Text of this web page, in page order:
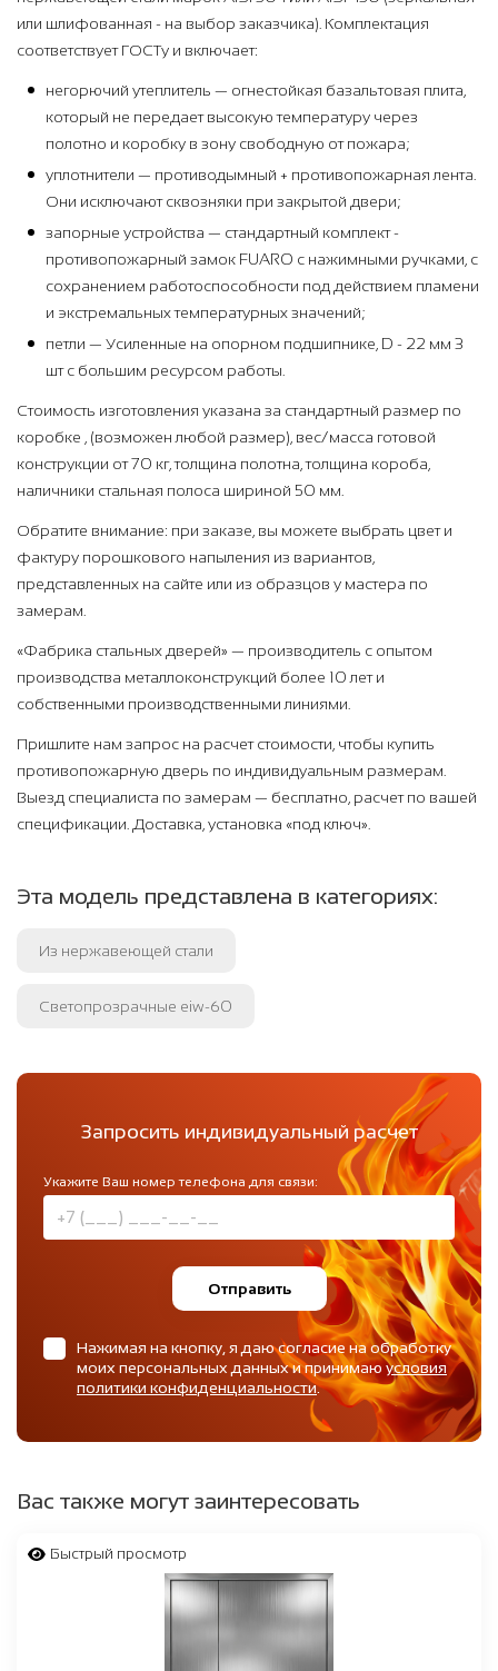
или шлифованная - на выбор заказчика). Комплектация
соответствует ГОСТу и включает:
негорючий утеплитель — огнестойкая базальтовая плита,
который не передает высокую температуру через
полотно и коробку в зону свободную от пожара;
уплотнители — противодымный + противопожарная лента.
Они исключают сквозняки при закрытой двери;
запорные устройства — стандартный комплект -
противопожарный замок FUARO с нажимными ручками, с
сохранением работоспособности под действием пламени
и экстремальных температурных значений;
петли — Усиленные на опорном подшипнике, D - 22 мм 3
шт с большим ресурсом работы.
Стоимость изготовления указана за стандартный размер по
коробке , (возможен любой размер), вес/масса готовой
конструкции от 70 кг, толщина полотна, толщина короба,
наличники стальная полоса шириной 50 мм.
Обратите внимание: при заказе, вы можете выбрать цвет и
фактуру порошкового напыления из вариантов,
представленных на сайте или из образцов у мастера по
замерам.
«Фабрика стальных дверей» — производитель с опытом
производства металлоконструкций более 10 лет и
собственными производственными линиями.
Пришлите нам запрос на расчет стоимости, чтобы купить
противопожарную дверь по индивидуальным размерам.
Выезд специалиста по замерам — бесплатно, расчет по вашей
спецификации. Доставка, установка «под ключ».
Эта модель представлена в категориях:
Из нержавеющей стали
Светопрозрачные eiw-60
Запросить индивидуальный расчет
Укажите Ваш номер телефона для связи:
Отправить
Нажимая на кнопку, я даю согласие на обработку
моих персональных данных и принимаюусловия
политики конфиденциальности.
Вас также могут заинтересовать
Быстрый просмотр